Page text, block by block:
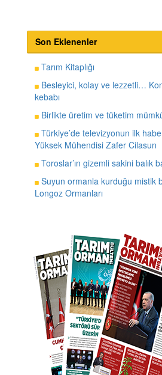
Son Eklenenler
Tarım Kitaplığı
Besleyici, kolay ve lezzetli…
kebabı
Birlikte üretim ve tüketim
Türkiye’de televizyonun ilk
Yüksek Mühendisi Zafer Cilasun
Toroslar’ın gizemli sakini balık
Suyun ormanla kurduğu mistik
Longoz Ormanları